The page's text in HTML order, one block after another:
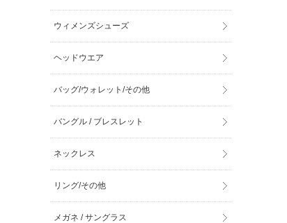
ウィメンズシューズ
ヘッドウエア
バッグ/ウォレット/その他
バングル / ブレスレット
ネックレス
リング/その他
メガネ / サングラス